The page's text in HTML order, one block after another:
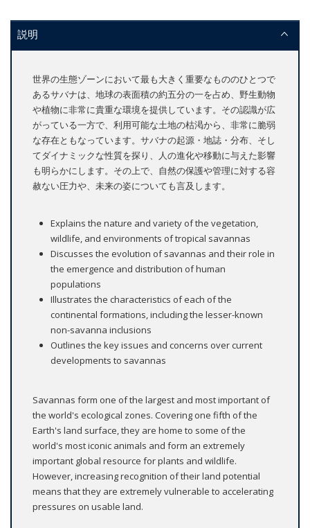
説明
世界の生態ゾーンにおいて最も大きく重要なもののひとつで
あるサバナは、地球の表面積の約五分の一を占め、野生動物
や植物に非常に貴重な環境を提供しています。その認識が広
がっている一方で、利用可能な土地の枯渇から、非常に脆弱
な存在ともなっています。サバナの起源・地誌・分布、そし
てダイナミックな性質を探り、人の進化や移動に与えた影響
も明らかにします。その上で、自然の保護や管理に対する容
赦ない圧力や、未来の姿についても言及します。
Explains the nature and variety of the vegetation,
wildlife, and environments of tropical savannas
Discusses the evolution of savannas and their role in
the emergence and distribution of human
populations
Illustrates the characteristics of each of the
continental formations, including the lesser-known
non-savanna inclusions
Outlines the key issues and concerns over current
developments to savannas
Savannas form one of the largest and most important of
the world's ecological zones. Covering one fifth of the
Earth's land surface, they are home to some of the
world's most iconic animals and form an extremely
important global resource for plants and wildlife.
However, increasing recognition of their land potential
means that they are extremely vulnerable to accelerating
pressures on usable land.